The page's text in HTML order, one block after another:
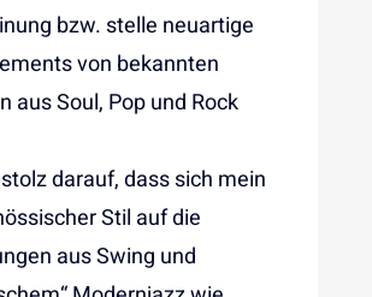
bzw. stelle neuartige
von bekannten
aus Soul, Pop und Rock
darauf, dass sich mein
Stil auf die
aus Swing und